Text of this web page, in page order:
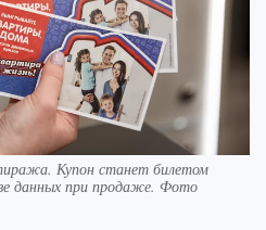
Купон станет билетом
данных при продаже. Фото